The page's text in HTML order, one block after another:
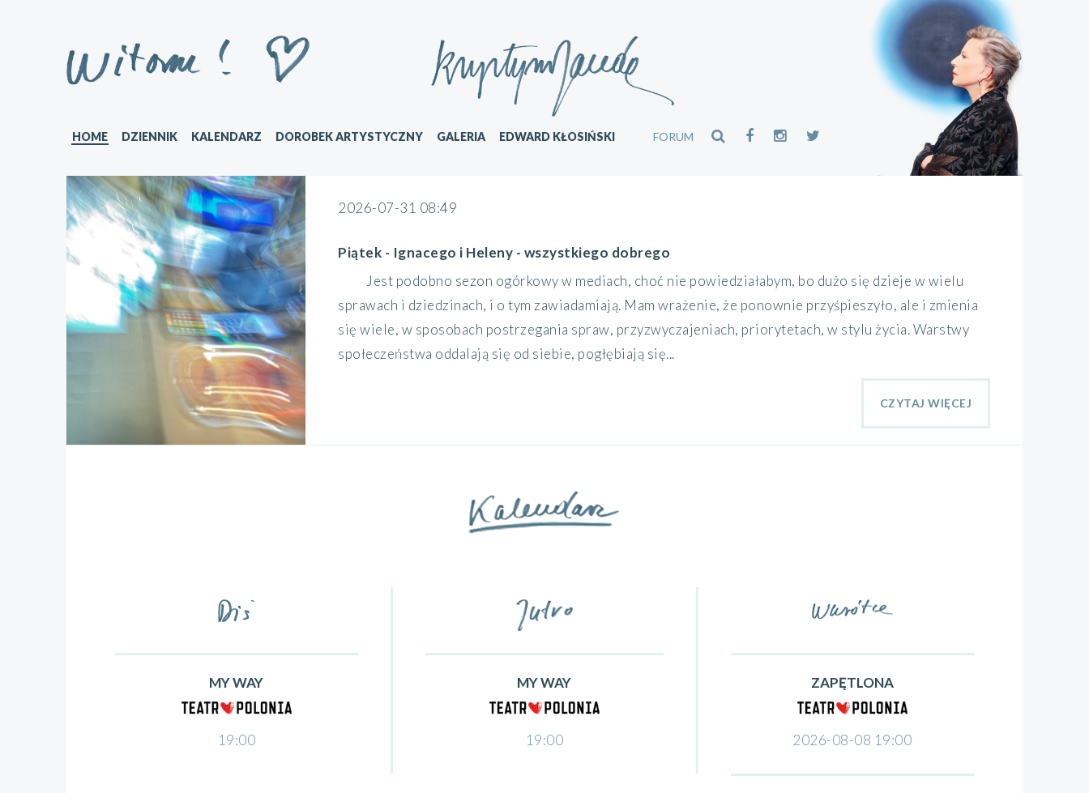
FORUM
HOME DZIENNIK KALENDARZ DOROBEK ARTYSTYCZNY GALERIA EDWARD KŁOSIŃSKI
2026-07-31 08:49
Piątek - Ignacego i Heleny - wszystkiego dobrego
Jest podobno sezon ogórkowy w mediach, choć nie powiedziałabym, bo dużo się dzieje w wielu
sprawach i dziedzinach, i o tym zawiadamiają. Mam wrażenie, że ponownie przyśpieszyło, ale i zmienia
się wiele, w sposobach postrzegania spraw, przyzwyczajeniach, priorytetach, w stylu życia. Warstwy
społeczeństwa oddalają się od siebie, pogłębiają się...
CZYTAJ WIĘCEJ
MY WAY
19:00
MY WAY
19:00
ZAPĘTLONA
2026-08-08 19:00